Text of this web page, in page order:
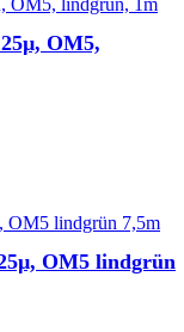
OM5,
OM5 lindgrün